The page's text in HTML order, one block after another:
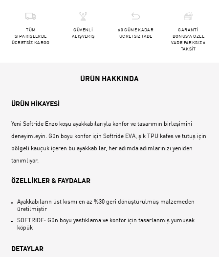
TÜM
SİPARİŞLERDE
ÜCRETSİZ KARGO
GÜVENLİ
ALIŞVERİŞ
60 GÜNE KADAR
ÜCRETSİZ İADE
GARANTİ
BONUS'A ÖZEL
VADE FARKSIZ 6
TAKSİT
ÜRÜN HAKKINDA
ÜRÜN HİKAYESİ
Yeni Softride Enzo koşu ayakkabılarıyla konfor ve tasarımın birleşimini
deneyimleyin. Gün boyu konfor için Softride EVA, şık TPU kafes ve tutuş için
bölgeli kauçuk içeren bu ayakkabılar, her adımda adımlarınızı yeniden
tanımlıyor.
ÖZELLİKLER & FAYDALAR
Ayakkabıların üst kısmı en az %30 geri dönüştürülmüş malzemeden
üretilmiştir
SOFTRIDE: Gün boyu yastıklama ve konfor için tasarlanmış yumuşak
köpük
DETAYLAR